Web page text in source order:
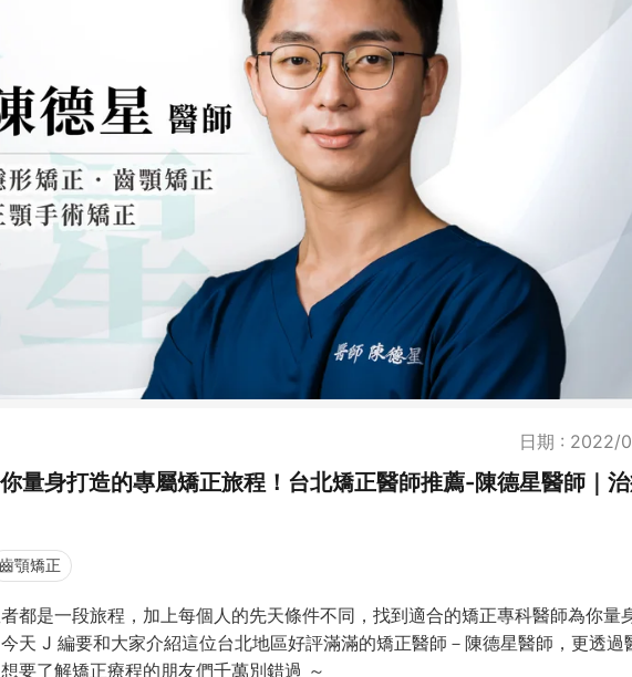
日期 : 2022/
你量身打造的專屬矯正旅程！台北矯正醫師推薦-陳德星醫師｜
齒顎矯正
都是一段旅程，加上每個人的先天條件不同，找到適合的矯正專科醫師為你量
天 J 編要和大家介紹這位台北地區好評滿滿的矯正醫師－陳德星醫師，更透過
要了解矯正療程的朋友們千萬別錯過 ～